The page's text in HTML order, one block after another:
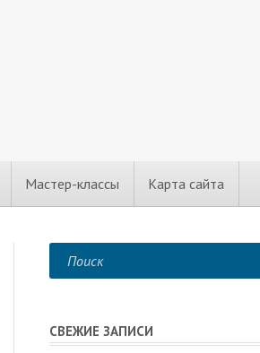
Мастер-классы Карта сайта
СВЕЖИЕ ЗАПИСИ